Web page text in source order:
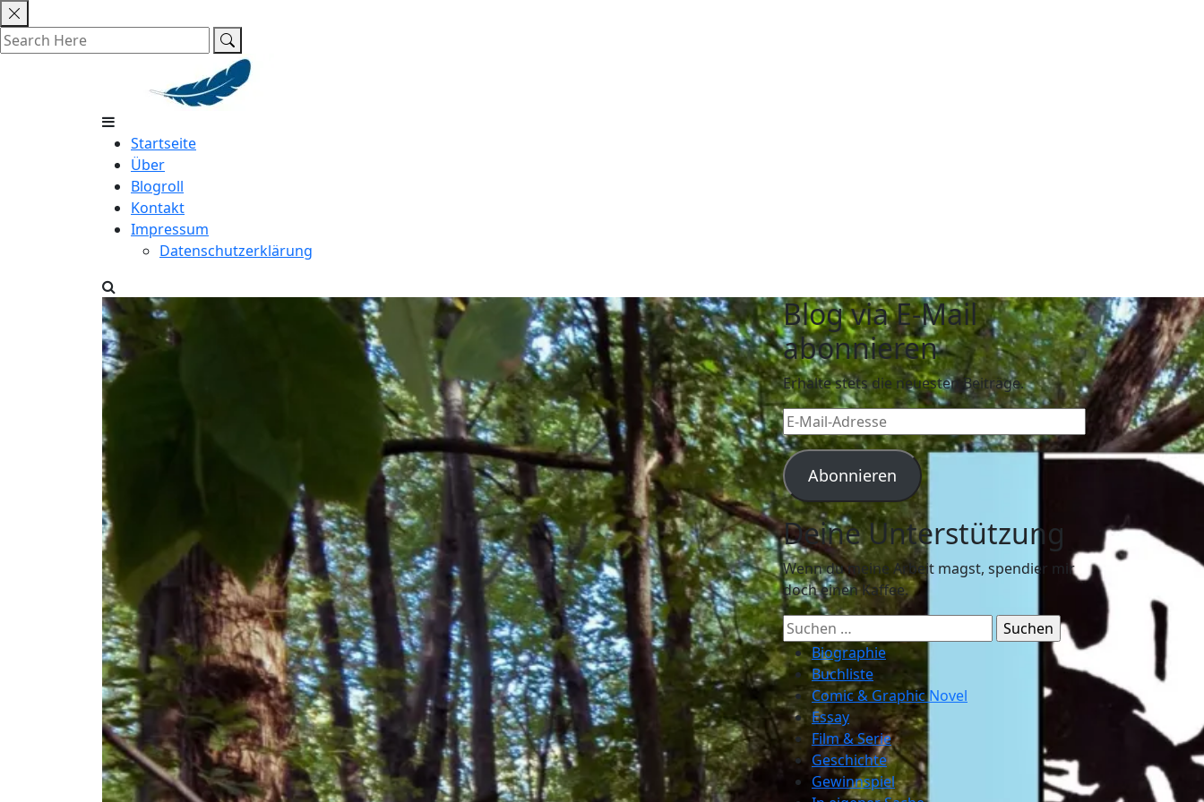
Skip
to
content
Startseite
Über
Blogroll
Kontakt
Impressum
Datenschutzerklärung
Blog via E-Mail
abonnieren
Erhalte stets die neuesten Beiträge.
E-
Mail-
Adresse
Abonnieren
Deine Unterstützung
Wenn du meine Arbeit magst, spendier mir
doch einen Kaffee.
Suchen
nach:Biographie
Buchliste
Comic & Graphic Novel
Essay
Film & Serie
Geschichte
Gewinnspiel